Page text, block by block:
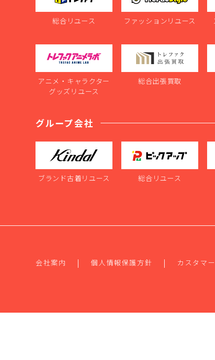
総合リユース ファッションリユース
アニメ・キャラクター
グッズリユース
総合出張買取
グループ会社
ブランド古着リユース 総合リユース
会社案内 個人情報保護方針 カスタマ